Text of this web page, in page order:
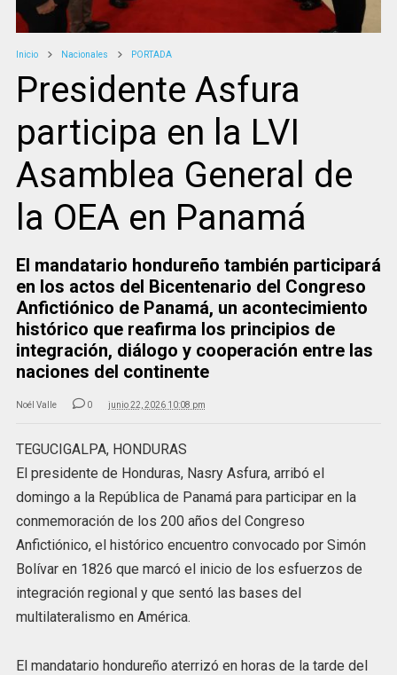
Inicio Nacionales PORTADA
Presidente Asfura
participa en la LVI
Asamblea General de
la OEA en Panamá
El mandatario hondureño también participará
en los actos del Bicentenario del Congreso
Anfictiónico de Panamá, un acontecimiento
histórico que reafirma los principios de
integración, diálogo y cooperación entre las
naciones del continente
Noél Valle 0 junio 22, 2026 10:08 pm
TEGUCIGALPA, HONDURAS
El presidente de Honduras, Nasry Asfura, arribó el
domingo a la República de Panamá para participar en la
conmemoración de los 200 años del Congreso
Anfictiónico, el histórico encuentro convocado por Simón
Bolívar en 1826 que marcó el inicio de los esfuerzos de
integración regional y que sentó las bases del
multilateralismo en América.
El mandatario hondureño aterrizó en horas de la tarde del